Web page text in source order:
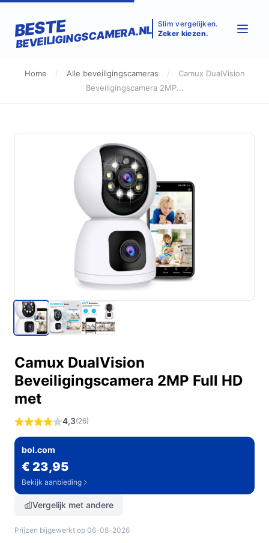
BESTE
BEVEILIGINGSCAMERA.NL Slim vergelijken.
Zeker kiezen.
Home / Alle beveiligingscameras /
Camux DualVision
Beveiligingscamera 2MP...
Camux DualVision
Beveiligingscamera 2MP Full HD
met
4,3(26)
bol.com
€ 23,95
Bekijk aanbieding
Vergelijk met andere
Prijzen bijgewerkt op 06-08-2026